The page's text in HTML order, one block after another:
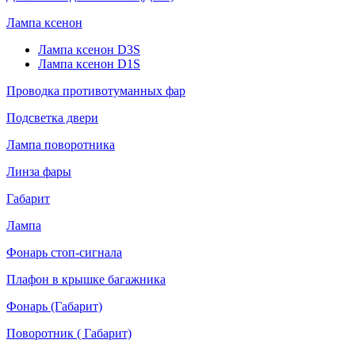
Лампа ксенон
Лампа ксенон D3S
Лампа ксенон D1S
Проводка противотуманных фар
Подсветка двери
Лампа поворотника
Линза фары
Габарит
Лампа
Фонарь стоп-сигнала
Плафон в крышке багажника
Фонарь (Габарит)
Поворотник ( Габарит)